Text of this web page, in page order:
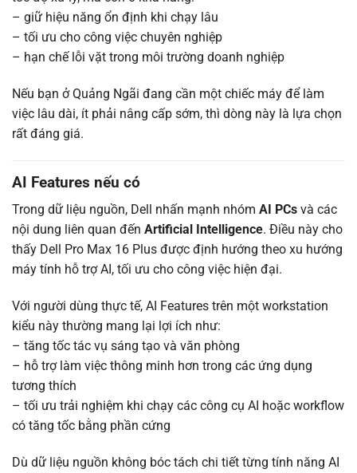
– giữ hiệu năng ổn định khi chạy lâu
– tối ưu cho công việc chuyên nghiệp
– hạn chế lỗi vặt trong môi trường doanh nghiệp
Nếu bạn ở Quảng Ngãi đang cần một chiếc máy để làm
việc lâu dài, ít phải nâng cấp sớm, thì dòng này là lựa chọn
rất đáng giá.
AI Features nếu có
Trong dữ liệu nguồn, Dell nhấn mạnh nhóm AI PCs và các
nội dung liên quan đến Artificial Intelligence. Điều này cho
thấy Dell Pro Max 16 Plus được định hướng theo xu hướng
máy tính hỗ trợ AI, tối ưu cho công việc hiện đại.
Với người dùng thực tế, AI Features trên một workstation
kiểu này thường mang lại lợi ích như:
– tăng tốc tác vụ sáng tạo và văn phòng
– hỗ trợ làm việc thông minh hơn trong các ứng dụng
tương thích
– tối ưu trải nghiệm khi chạy các công cụ AI hoặc workflow
có tăng tốc bằng phần cứng
Dù dữ liệu nguồn không bóc tách chi tiết từng tính năng AI